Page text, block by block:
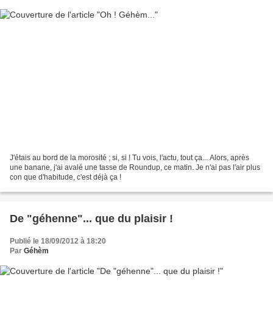
J'étais au bord de la morosité ; si, si ! Tu vois, l'actu, tout ça... Alors, après
une banane, j'ai avalé une tasse de Roundup, ce matin. Je n'ai pas l'air plus
con que d'habitude, c'est déjà ça !
De "géhenne"... que du plaisir !
Publié le 18/09/2012 à 18:20
Par Géhèm